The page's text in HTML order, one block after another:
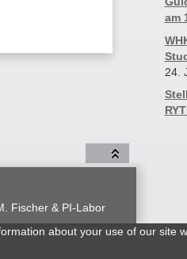
am
24.
Fischer & PI-Labor
about your use of our site